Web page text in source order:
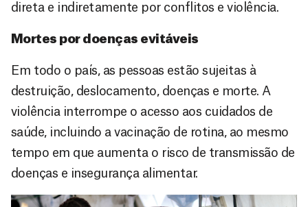
direta e indiretamente por conflitos e violência.
Mortes por doenças evitáveis
Em todo o país, as pessoas estão sujeitas à
destruição, deslocamento, doenças e morte. A
violência interrompe o acesso aos cuidados de
saúde, incluindo a vacinação de rotina, ao mesmo
tempo em que aumenta o risco de transmissão de
doenças e insegurança alimentar.